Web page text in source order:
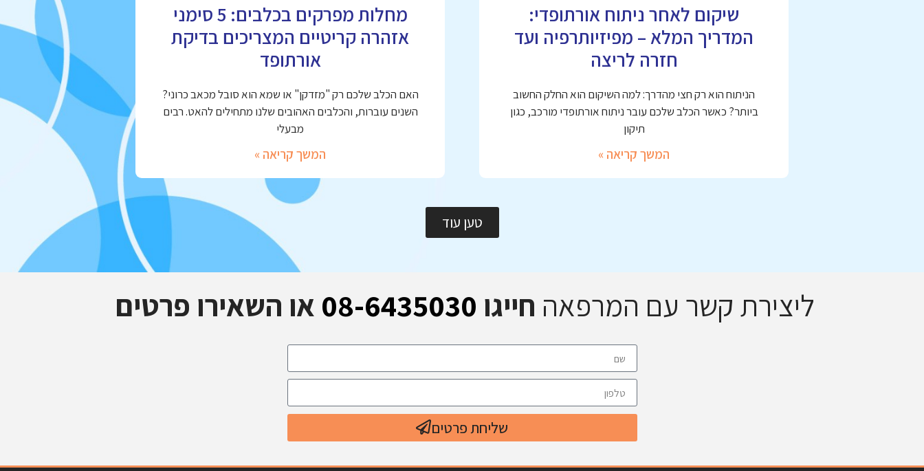
שיקום לאחר ניתוח אורתופדי:
המדריך המלא – מפיזיותרפיה ועד
חזרה לריצה
הניתוח הוא רק חצי מהדרך: למה השיקום הוא החלק החשוב
ביותר? כאשר הכלב שלכם עובר ניתוח אורתופדי מורכב, כגון
תיקון
המשך קריאה »
מחלות מפרקים בכלבים: 5 סימני
אזהרה קריטיים המצריכים בדיקת
אורתופד
האם הכלב שלכם רק "מזדקן" או שמא הוא סובל מכאב כרוני?
השנים עוברות, והכלבים האהובים שלנו מתחילים להאט. רבים
מבעלי
המשך קריאה »
טען עוד
ליצירת קשר עם המרפאה חייגו 08-6435030 או השאירו פרטים
שליחת פרטים